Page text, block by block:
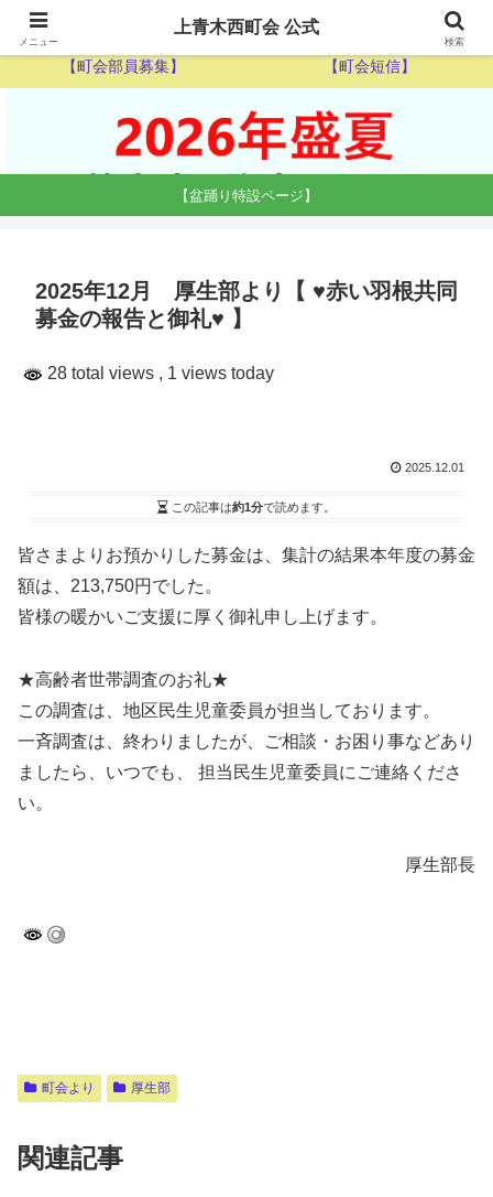
【ゴミ収集カレンダー】 【休日当番医】
【町会部員募集】 【町会短信】
【盆踊り特設ページ】
2025年12月 厚生部より【 ♥赤い羽根共同
募金の報告と御礼♥ 】
28 total views , 1 views today
2025.12.01
この記事は約1分で読めます。
皆さまよりお預かりした募金は、集計の結果本年度の募金
額は、213,750円でした。
皆様の暖かいご支援に厚く御礼申し上げます。
★高齢者世帯調査のお礼★
この調査は、地区民生児童委員が担当しております。
一斉調査は、終わりましたが、ご相談・お困り事などあり
ましたら、いつでも、 担当民生児童委員にご連絡くださ
い。
厚生部長
町会より 厚生部
関連記事
メニュー
上青木西町会 公式
検索